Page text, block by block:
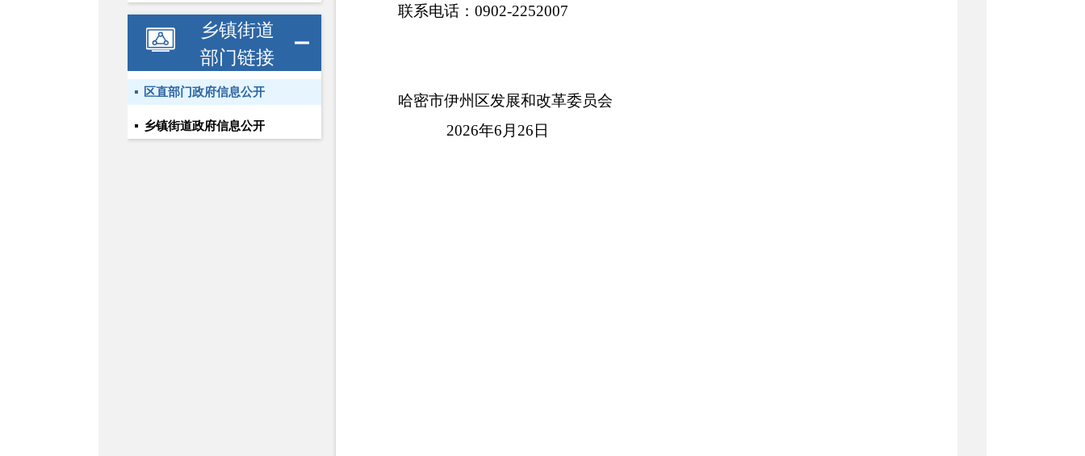
乡镇街道
部门链接
区直部门政府信息公开
乡镇街道政府信息公开
联系电话：0902-2252007
哈密市伊州区发展和改革委员会
2026年6 月 26 日